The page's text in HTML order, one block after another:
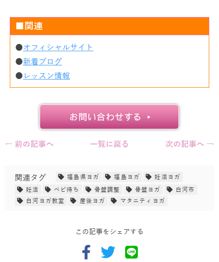
■関連
●オフィシャルサイト
●新着ブログ
●レッスン情報
← 前の記事へ 一覧に戻る 次の記事へ →
関連タグ 福島県ヨガ 福島ヨガ
妊活ヨガ
妊活
ベビ待ち 骨盤調整 骨盤ヨガ
白河市
白河ヨガ教室
産後ヨガ マタニティヨガ
この記事をシェアする